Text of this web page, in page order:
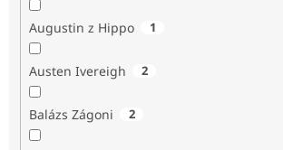
Augustin z Hippo 1
Austen Ivereigh 2
Balázs Zágoni 2